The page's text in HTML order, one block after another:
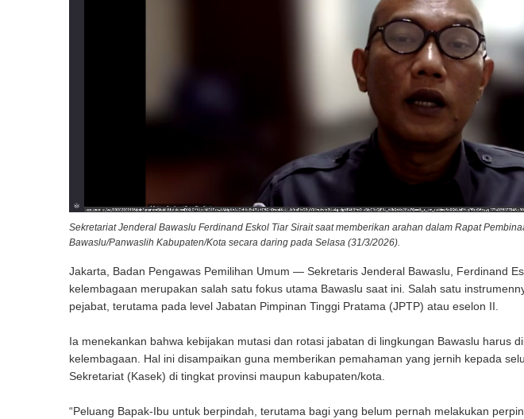
Sekretariat Jenderal Bawaslu Ferdinand Eskol Tiar Sirait saat memberikan arahan dalam Rapat
Bawaslu/Panwaslih Kabupaten/Kota secara daring pada Selasa (31/3/2026).
Jakarta, Badan Pengawas Pemilihan Umum — Sekretaris Jenderal Bawaslu, Ferdinand
kelembagaan merupakan salah satu fokus utama Bawaslu saat ini. Salah satu
pejabat, terutama pada level Jabatan Pimpinan Tinggi Pratama (JPTP) atau eselon II.
Ia menekankan bahwa kebijakan mutasi dan rotasi jabatan di lingkungan Bawaslu harus
kelembagaan. Hal ini disampaikan guna memberikan pemahaman yang jernih kepada
Sekretariat (Kasek) di tingkat provinsi maupun kabupaten/kota.
“Peluang Bapak-Ibu untuk berpindah, terutama bagi yang belum pernah melakukan